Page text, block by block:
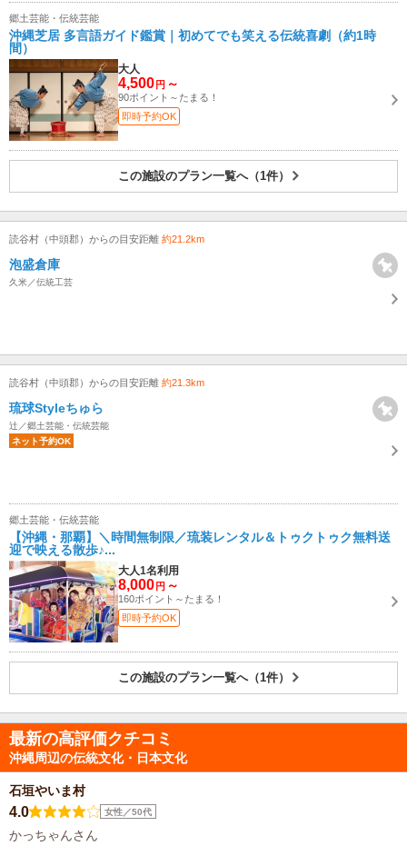
郷土芸能・伝統芸能
沖縄芝居 多言語ガイド鑑賞｜初めてでも笑える伝統喜劇（約1時
間）
大人
4,500 円 ～
90ポイント～たまる！
即時予約OK
この施設のプラン一覧へ（1件）
読谷村（中頭郡）からの目安距離 約21.2km
泡盛倉庫
久米／伝統工芸
読谷村（中頭郡）からの目安距離 約21.3km
琉球Styleちゅら
辻／郷土芸能・伝統芸能
ネット予約OK
郷土芸能・伝統芸能
【沖縄・那覇】＼時間無制限／琉装レンタル＆トゥクトゥク無料送
迎で映える散歩♪...
大人1名利用
8,000 円 ～
160ポイント～たまる！
即時予約OK
この施設のプラン一覧へ（1件）
最新の高評価クチコミ
沖縄周辺の伝統文化・日本文化
石垣やいま村
4.0 女性／50代
かっちゃんさん